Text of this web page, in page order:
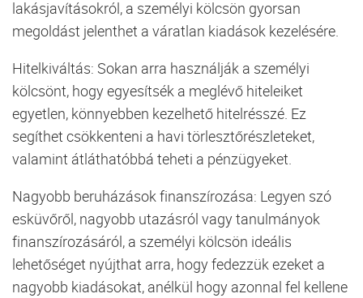
lakásjavításokról, a személyi kölcsön gyorsan
megoldást jelenthet a váratlan kiadások kezelésére.
Hitelkiváltás: Sokan arra használják a személyi
kölcsönt, hogy egyesítsék a meglévő hiteleiket
egyetlen, könnyebben kezelhető hitelrésszé. Ez
segíthet csökkenteni a havi törlesztőrészleteket,
valamint átláthatóbbá teheti a pénzügyeket.
Nagyobb beruházások finanszírozása: Legyen szó
esküvőről, nagyobb utazásról vagy tanulmányok
finanszírozásáról, a személyi kölcsön ideális
lehetőséget nyújthat arra, hogy fedezzük ezeket a
nagyobb kiadásokat, anélkül hogy azonnal fel kellene